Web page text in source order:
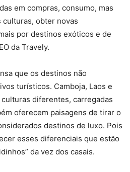
em compras, consumo, mas
culturas, obter novas
por destinos exóticos e de
da Travely.
que os destinos não
turísticos. Camboja, Laos e
diferentes, carregadas
oferecem paisagens de tirar o
destinos de luxo. Pois
esses diferenciais que estão
da vez dos casais.